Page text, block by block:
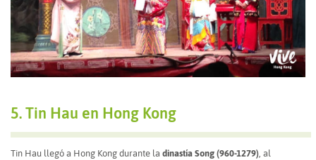
5. Tin Hau en Hong Kong
Tin Hau llegó a Hong Kong durante la dinastía Song (960-1279) , al